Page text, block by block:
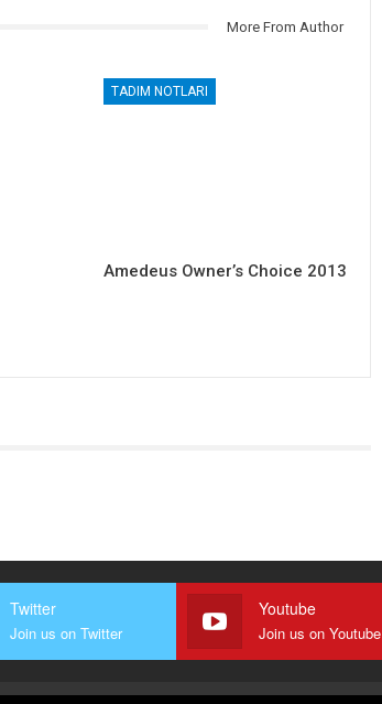
More From Author
TADIM NOTLARI
Amedeus Owner’s Choice 2013
Twitter
Join us on Twitter
Youtube
Join us on Youtube